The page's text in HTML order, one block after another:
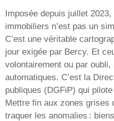
Imposée depuis juillet
immobiliers n’est pas un
C’est une véritable
jour exigée par Bercy. Et
volontairement ou par
automatiques. C’est la
publiques (DGFiP) qui
Mettre fin aux zones grises
traquer les anomalies :